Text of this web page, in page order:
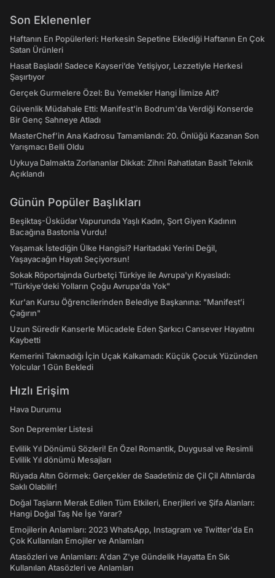
Son Eklenenler
Haftanın En Popülerleri: Herkesin Sepetine Eklediği Haftanın En Çok
Satan Ürünleri
Hasat Başladı! Sadece Kayseri’de Yetişiyor, Lezzetiyle Herkesi
Şaşırtıyor
Gerçek Gurmelere Özel: Bu Yemekler Hangi İlimize Ait?
Güvenlik Müdahale Etti: Manifest'in Bodrum'da Verdiği Konserde
Bir Genç Sahneye Atladı
MasterChef’in Ana Kadrosu Tamamlandı: 20. Önlüğü Kazanan Son
Yarışmacı Belli Oldu
Uykuya Dalmakta Zorlananlar Dikkat: Zihni Rahatlatan Basit Teknik
Açıklandı
Günün Popüler Başlıkları
Beşiktaş-Üsküdar Vapurunda Yaşlı Kadın, Şort Giyen Kadının
Bacağına Bastonla Vurdu!
Yaşamak İstediğin Ülke Hangisi? Haritadaki Yerini Değil,
Yaşayacağın Hayatı Seçiyorsun!
Sokak Röportajında Gurbetçi Türkiye ile Avrupa'yı Kıyasladı:
"Türkiye’deki Yolların Çoğu Avrupa’da Yok"
Kur'an Kursu Öğrencilerinden Belediye Başkanına: "Manifest’i
Çağırın"
Uzun Süredir Kanserle Mücadele Eden Şarkıcı Cansever Hayatını
Kaybetti
Kemerini Takmadığı İçin Uçak Kalkamadı: Küçük Çocuk Yüzünden
Yolcular 1 Gün Bekledi
Hızlı Erişim
Hava Durumu
Son Depremler Listesi
Evlilik Yıl Dönümü Sözleri! En Özel Romantik, Duygusal ve Resimli
Evlilik Yıl dönümü Mesajları
Rüyada Altın Görmek: Gerçekler de Saadetiniz de Çil Çil Altınlarda
Saklı Olabilir!
Doğal Taşların Merak Edilen Tüm Etkileri, Enerjileri ve Şifa Alanları:
Hangi Doğal Taş Ne İşe Yarar?
Emojilerin Anlamları: 2023 WhatsApp, Instagram ve Twitter'da En
Çok Kullanılan Emojiler ve Anlamları
Atasözleri ve Anlamları: A'dan Z'ye Gündelik Hayatta En Sık
Kullanılan Atasözleri ve Anlamları